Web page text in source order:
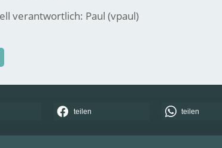
verantwortlich: Paul (vpaul)
teilen teilen